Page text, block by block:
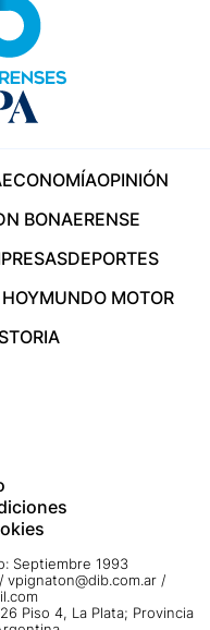
ECONOMÍAOPINIÓN
BONAERENSE
DEPORTES
MUNDO MOTOR
Septiembre 1993
/ vpignaton@dib.com.ar /
Piso 4, La Plata; Provincia